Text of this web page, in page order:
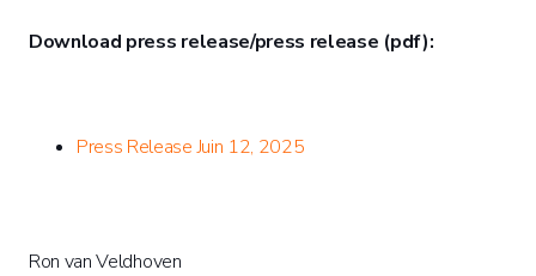
Download press release/press release (pdf):
Press Release Juin 12, 2025
Ron van Veldhoven